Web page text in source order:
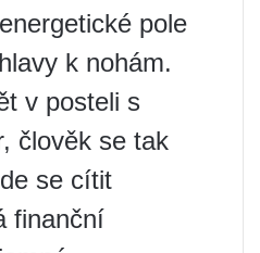
pole
k nohám.
v posteli s
člověk se tak
se cítit
finanční